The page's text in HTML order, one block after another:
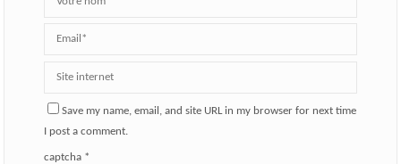
Save my name, email, and site URL in my browser for next time
I post a comment.
captcha*